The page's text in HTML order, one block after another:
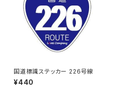
国道標識ステッカー 226号線
¥440